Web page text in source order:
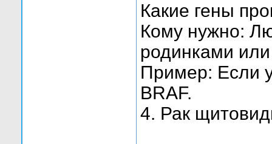
Какие гены
Кому нужно:
родинками
Пример: Если
BRAF.
4. Рак